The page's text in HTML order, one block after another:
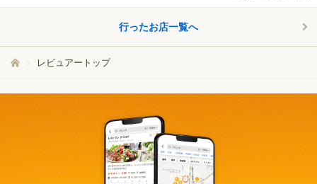
行ったお店一覧へ
レビュアートップ